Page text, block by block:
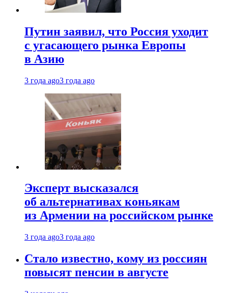
Путин заявил, что Россия уходит
с угасающего рынка Европы
в Азию
3 года ago3 года ago
Эксперт высказался
об альтернативах коньякам
из Армении на российском рынке
3 года ago3 года ago
Стало известно, кому из россиян
повысят пенсии в августе